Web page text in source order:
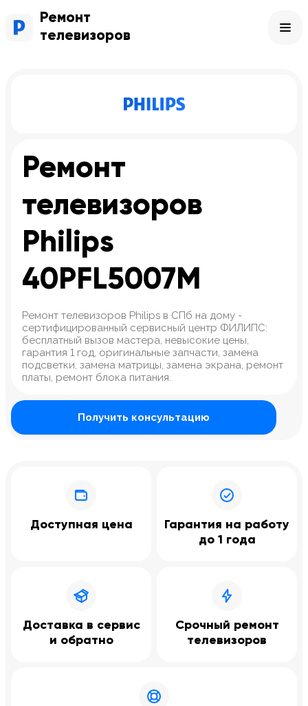
Ремонт
телевизоров
Ремонт
телевизоров
Philips
40PFL5007M
Ремонт телевизоров Philips в СПб на дому -
сертифицированный сервисный центр ФИЛИПС:
бесплатный вызов мастера, невысокие цены,
гарантия 1 год, оригинальные запчасти, замена
подсветки, замена матрицы, замена экрана, ремонт
платы, ремонт блока питания.
Получить консультацию
Доступная цена
Гарантия на работу
до 1 года
Доставка в сервис
и обратно
Срочный ремонт
телевизоров